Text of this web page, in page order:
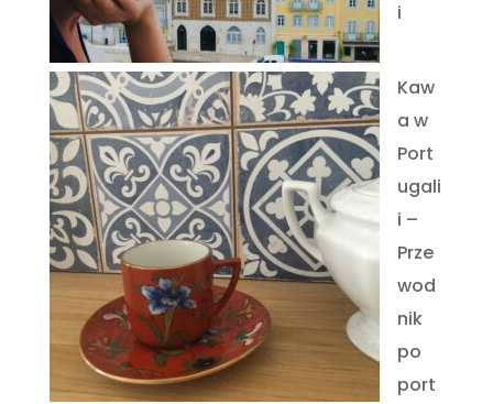
i
Kaw
a w
Port
ugali
i –
Prze
wod
nik
po
port